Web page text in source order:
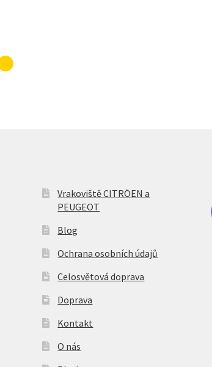
Vrakoviště CITRÖEN a
PEUGEOT
Blog
Ochrana osobních údajů
Celosvětová doprava
Doprava
Kontakt
O nás